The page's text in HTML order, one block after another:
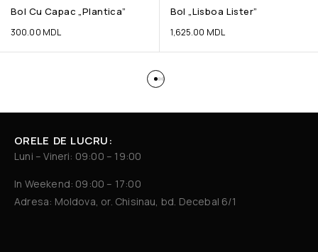
Bol Cu Capac „Plantica”
300.00 MDL
Bol „Lisboa Lister”
1,625.00 MDL
ORELE DE LUCRU:
Luni – Vineri: 09:00 – 19:00
In Weekend: 09:00 – 17:00
Adresa: Moldova, or. Chisinau, bd. Decebal 6/1